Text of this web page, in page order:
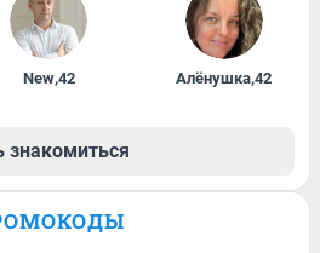
New,42 Алёнушка,42
знакомиться